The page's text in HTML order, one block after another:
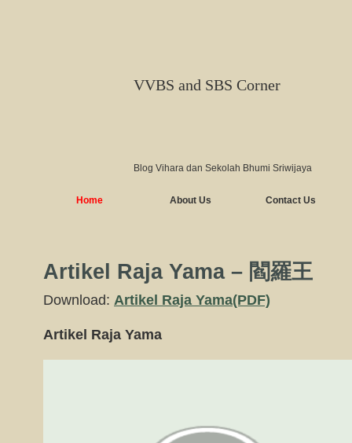
VVBS and SBS Corner
Blog Vihara dan Sekolah Bhumi Sriwijaya
Home About Us Contact Us
Artikel Raja Yama – 閻羅王
Download: Artikel Raja Yama(PDF)
Artikel Raja Yama